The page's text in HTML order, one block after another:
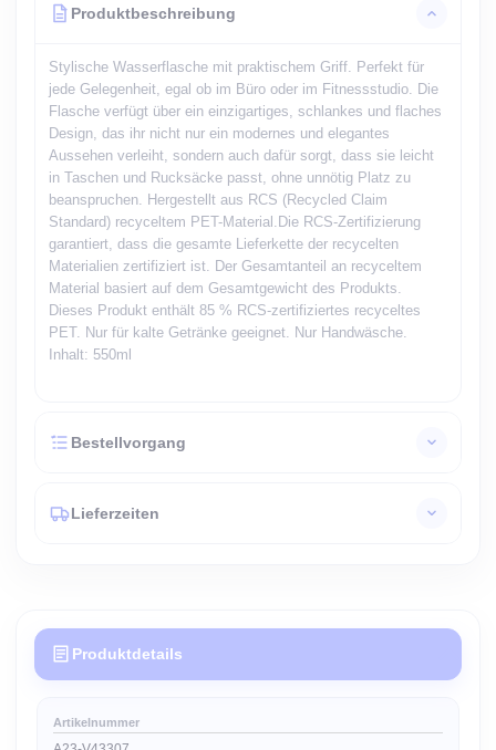
Produktbeschreibung
Stylische Wasserflasche mit praktischem Griff. Perfekt für
jede Gelegenheit, egal ob im Büro oder im Fitnessstudio. Die
Flasche verfügt über ein einzigartiges, schlankes und flaches
Design, das ihr nicht nur ein modernes und elegantes
Aussehen verleiht, sondern auch dafür sorgt, dass sie leicht
in Taschen und Rucksäcke passt, ohne unnötig Platz zu
beanspruchen. Hergestellt aus RCS (Recycled Claim
Standard) recyceltem PET-Material.Die RCS-Zertifizierung
garantiert, dass die gesamte Lieferkette der recycelten
Materialien zertifiziert ist. Der Gesamtanteil an recyceltem
Material basiert auf dem Gesamtgewicht des Produkts.
Dieses Produkt enthält 85 % RCS-zertifiziertes recyceltes
PET. Nur für kalte Getränke geeignet. Nur Handwäsche.
Inhalt: 550ml
Bestellvorgang
Lieferzeiten
Produktdetails
Artikelnummer